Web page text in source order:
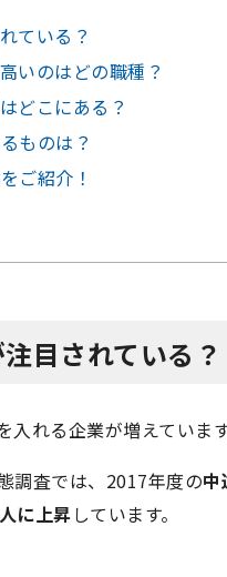
ている？
いのはどの職種？
どこにある？
ものは？
ご紹介！
目されている？
れる企業が増えています
調査では、2017年度の中
に上昇しています。